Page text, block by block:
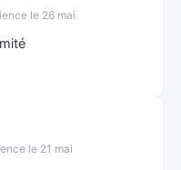
le 26 mai
le 21 mai